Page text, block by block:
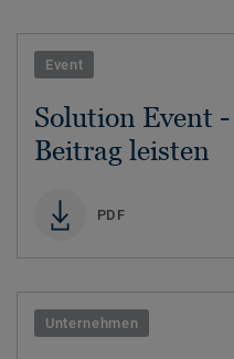
Event
Solution Event
Beitrag leisten
PDF
Unternehmen